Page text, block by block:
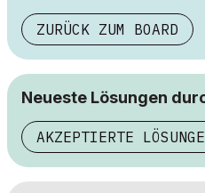
ZURÜCK ZUM BOARD
Neueste Lösungen
AKZEPTIERTE